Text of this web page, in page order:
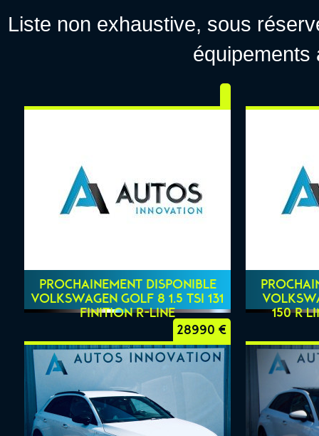
Liste non exhaustive, sous
équipements
PROCHAINEMENT DISPONIBLE
VOLKSWAGEN GOLF 8 1.5 TSI 131
FINITION R-LINE
150 R
28990 €